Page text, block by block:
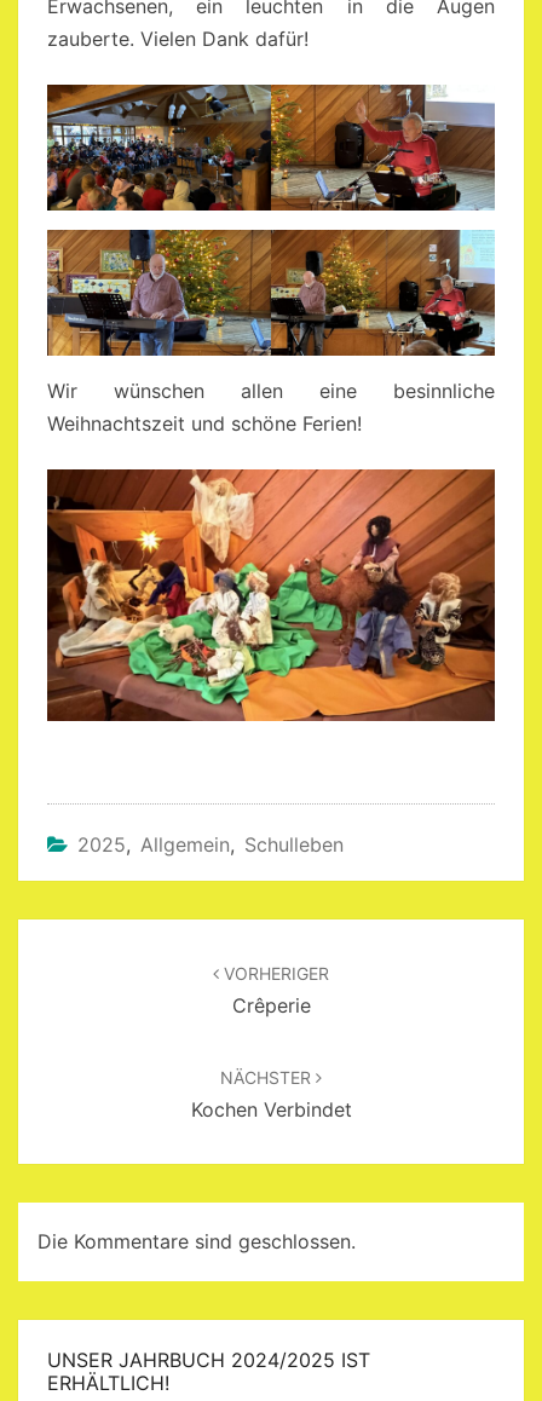
Erwachsenen, ein leuchten in die Augen
zauberte. Vielen Dank dafür!
Wir wünschen allen eine besinnliche
Weihnachtszeit und schöne Ferien!
2025, Allgemein, Schulleben
VORHERIGER
Crêperie
NÄCHSTER
Kochen Verbindet
Die Kommentare sind geschlossen.
UNSER JAHRBUCH 2024/2025 IST
ERHÄLTLICH!